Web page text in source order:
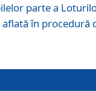
parte a
în procedură